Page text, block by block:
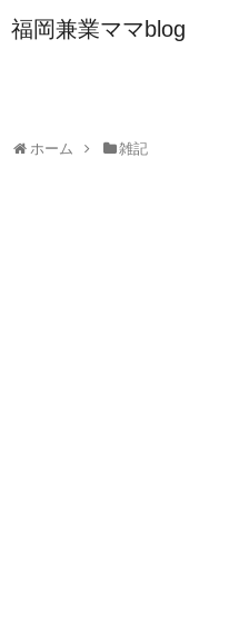
福岡兼業ママblog
ホーム 雑記